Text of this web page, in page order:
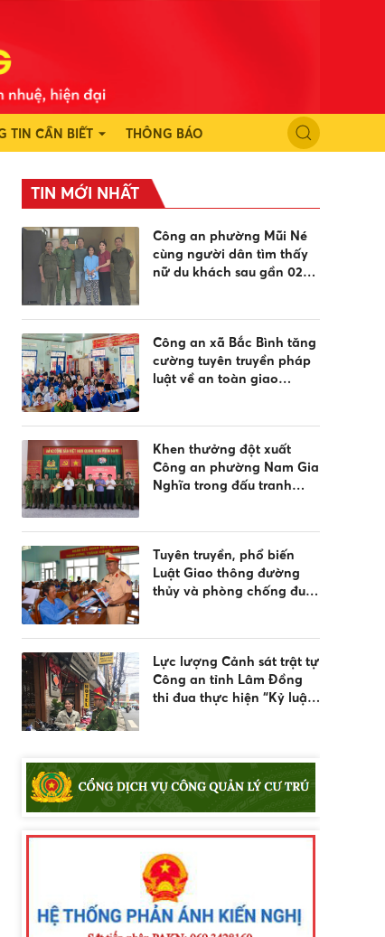
TIN CẦN BIẾT THÔNG BÁO
TIN MỚI NHẤT
Công an phường Mũi Né
cùng người dân tìm thấy
nữ du khách sau gần 02
Công an xã Bắc Bình tăng
cường tuyên truyền pháp
luật về an toàn giao
Khen thưởng đột xuất
Công an phường Nam Gia
Nghĩa trong đấu tranh
Tuyên truyền, phổ biến
Luật Giao thông đường
thủy và phòng chống đuối
Lực lượng Cảnh sát trật tự
Công an tỉnh Lâm Đồng
thi đua thực hiện “Kỷ luật